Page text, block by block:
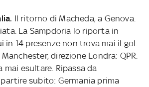
Il ritorno di Macheda, a Genova.
La Sampdoria lo riporta in
in 14 presenze non trova mai il gol.
direzione Londra: QPR.
mai esultare. Ripassa da
subito: Germania prima